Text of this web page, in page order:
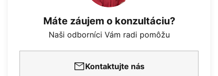
Máte záujem o konzultáciu?
Naši odborníci Vám radi pomôžu
Kontaktujte nás